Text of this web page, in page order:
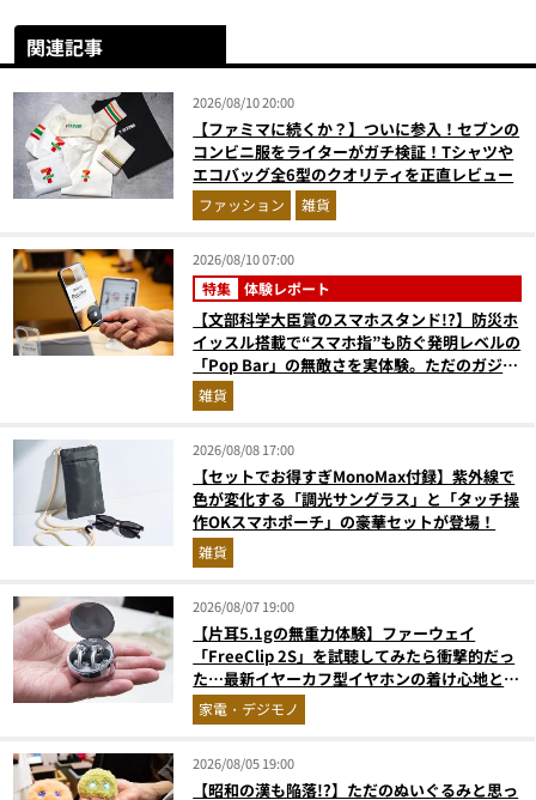
関連記事
2026/08/10 20:00
【ファミマに続くか？】ついに参入！セブンの
コンビニ服をライターがガチ検証！Tシャツや
エコバッグ全6型のクオリティを正直レビュー
ファッション 雑貨
2026/08/10 07:00
特集 体験レポート
【文部科学大臣賞のスマホスタンド!?】防災ホ
イッスル搭載で“スマホ指”も防ぐ発明レベルの
「Pop Bar」の無敵さを実体験。ただのガジェ
ットじゃない！
雑貨
2026/08/08 17:00
【セットでお得すぎMonoMax付録】紫外線で
色が変化する「調光サングラス」と「タッチ操
作OKスマホポーチ」の豪華セットが登場！
雑貨
2026/08/07 19:00
【片耳5.1gの無重力体験】ファーウェイ
「FreeClip 2S」を試聴してみたら衝撃的だっ
た…最新イヤーカフ型イヤホンの着け心地とAI
技術に感動
家電・デジモノ
2026/08/05 19:00
【昭和の漢も陥落!?】ただのぬいぐるみと思っ